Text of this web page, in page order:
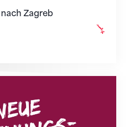
Zagreb
ab 1. August 2026